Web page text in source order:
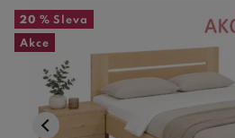
20 % Sleva
Akce